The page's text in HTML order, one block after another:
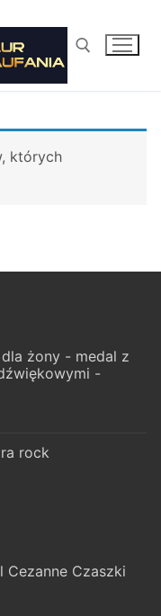
których
żony - medal z
-
rock
Cezanne Czaszki